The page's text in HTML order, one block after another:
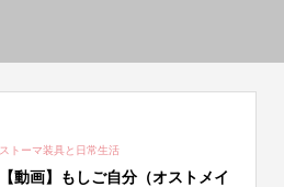
ストーマ装具と日常生活
【動画】もしご自分（オストメイ